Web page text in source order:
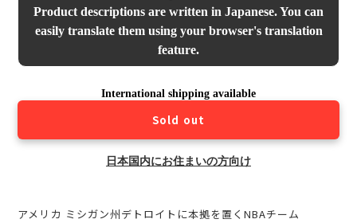
Product descriptions are written in Japanese. You can
easily translate them using your browser's translation
feature.
International shipping available
Sold out
日本国内にお住まいの方向け
アメリカ ミシガン州デトロイトに本拠を置くNBAチーム